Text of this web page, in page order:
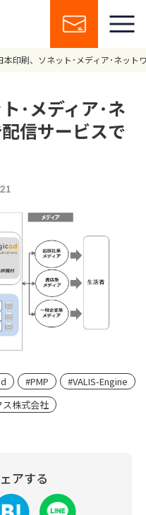
本印刷、ソネット･メディア･ネット
･メディア･ネ
信サービスで
#PMP
#VALIS-Engine
株式会社
アする